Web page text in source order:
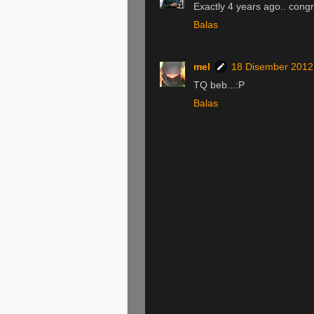
Exactly 4 years ago..
Balas
mel
18 Disember
TQ beb...:P
Balas